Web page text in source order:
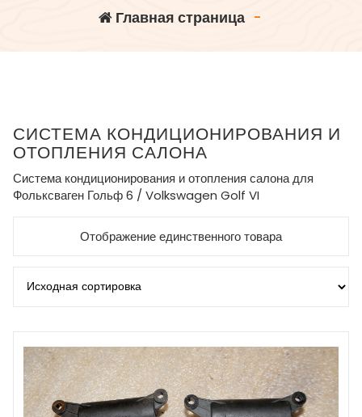
Главная страница-
СИСТЕМА КОНДИЦИОНИРОВАНИЯ И
ОТОПЛЕНИЯ САЛОНА
Система кондиционирования и отопления салона для
Фольксваген Гольф 6 / Volkswagen Golf VI
Отображение единственного товара